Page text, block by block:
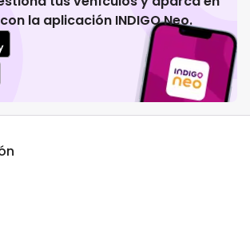
la aplicación INDIGO Neo.